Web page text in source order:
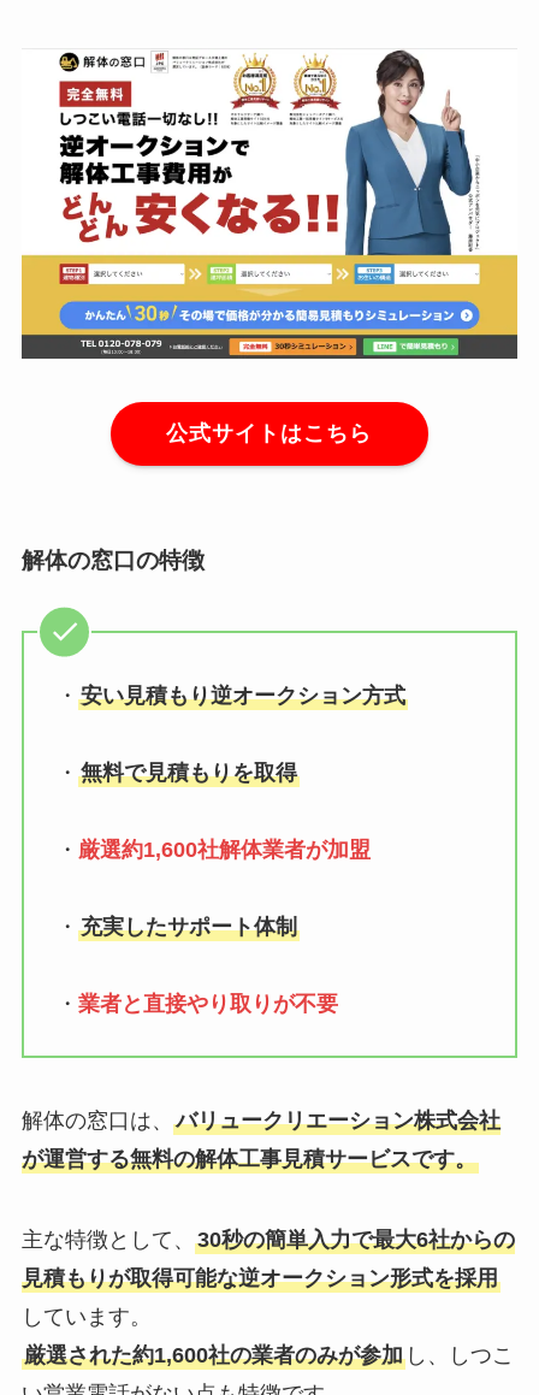
公式サイトはこちら
解体の窓口の特徴
・ 安い見積もり逆オークション方式
・ 無料で見積もりを取得
・ 厳選約1,600社解体業者が加盟
・ 充実したサポート体制
・ 業者と直接やり取りが不要
解体の窓口は、 バリュークリエーション株式会社
が運営する無料の解体工事見積サービスです。
主な特徴として、 30秒の簡単入力で最大6社からの
見積もりが取得可能な逆オークション形式を採用
しています。
厳選された約1,600社の業者のみが参加し、しつこ